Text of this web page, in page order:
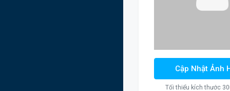
Cập Nhật Ảnh
Tối thiểu kích thước